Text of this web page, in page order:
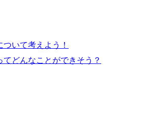
ついて考えよう！
てどんなことができそう？